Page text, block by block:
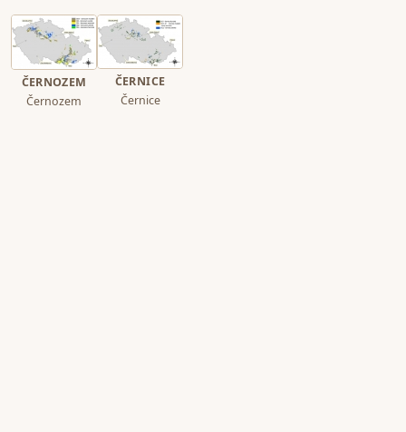
ČERNOZEM
Černozem
ČERNICE
Černice